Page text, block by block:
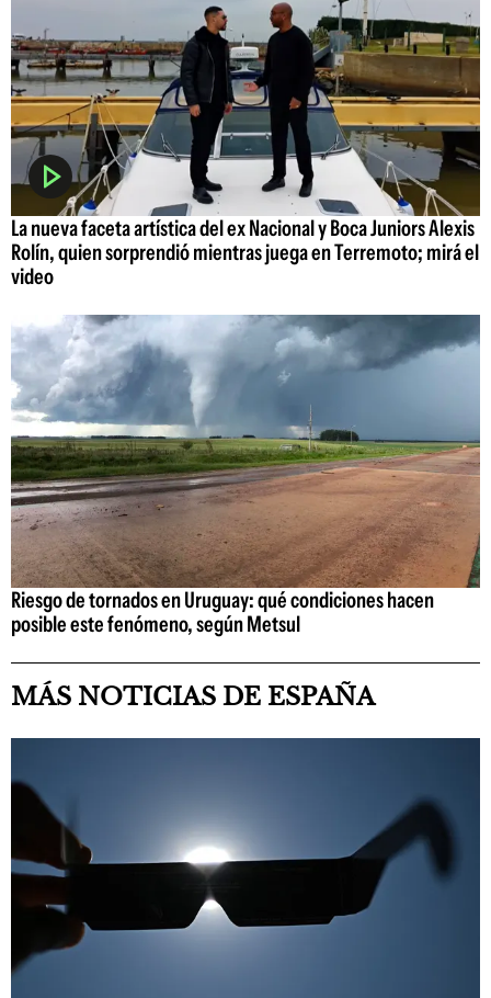
La nueva faceta artística del ex Nacional y Boca Juniors Alexis
Rolín, quien sorprendió mientras juega en Terremoto; mirá el
video
Riesgo de tornados en Uruguay: qué condiciones hacen
posible este fenómeno, según Metsul
MÁS NOTICIAS DE ESPAÑA